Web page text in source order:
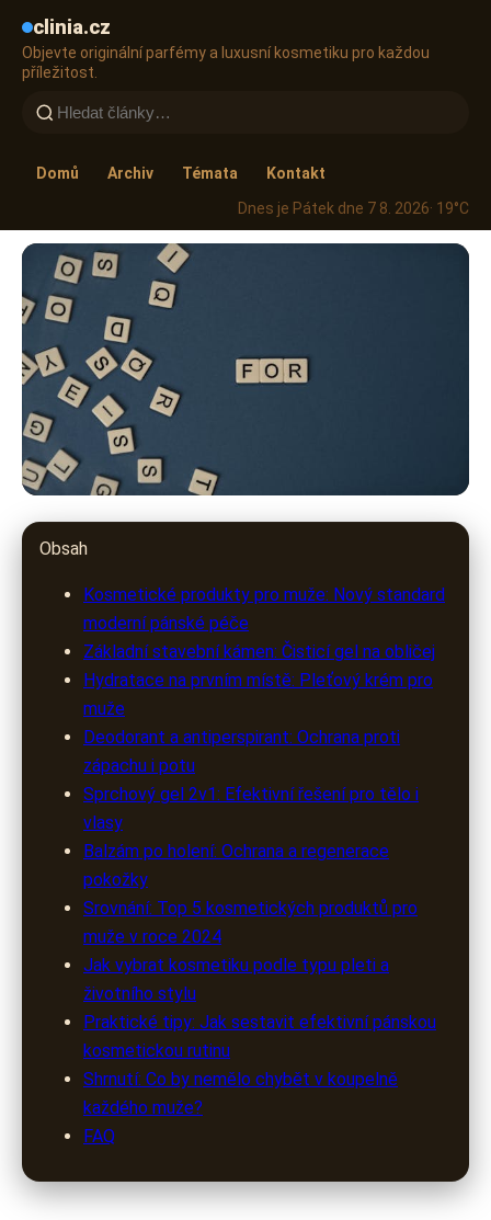
clinia.cz
Objevte originální parfémy a luxusní kosmetiku pro každou
příležitost.
Domů Archiv Témata
Kontakt
Dnes je Pátek dne 7 8. 2026· 19°C
kosmetiku pro moderního
gentlemana
26. 3. 2026· 9 min čtení · Autor: Kristýna Pavlíková
Obsah
Kosmetické produkty pro muže: Nový standard
moderní pánské péče
Základní stavební kámen: Čisticí gel na obličej
Hydratace na prvním místě: Pleťový krém pro
muže
Deodorant a antiperspirant: Ochrana proti
zápachu i potu
Sprchový gel 2v1: Efektivní řešení pro tělo i
vlasy
Balzám po holení: Ochrana a regenerace
pokožky
Srovnání: Top 5 kosmetických produktů pro
muže v roce 2024
Jak vybrat kosmetiku podle typu pleti a
životního stylu
Praktické tipy: Jak sestavit efektivní pánskou
kosmetickou rutinu
Shrnutí: Co by nemělo chybět v koupelně
každého muže?
FAQ